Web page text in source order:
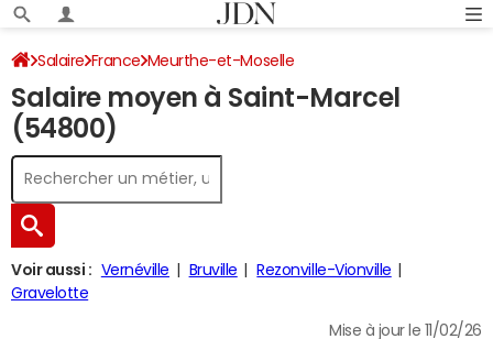
Salaire France Meurthe-et-Moselle
Salaire moyen à Saint-Marcel
(54800)
Voir aussi : Vernéville Bruville
Rezonville-Vionville
Gravelotte
Mise à jour le 11/02/26